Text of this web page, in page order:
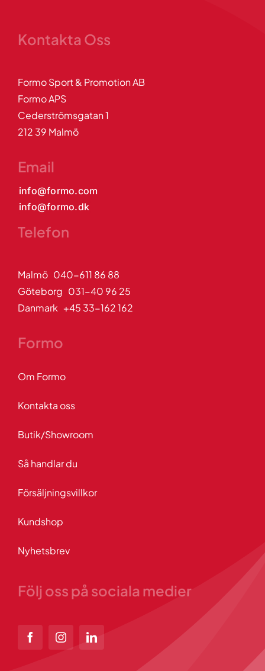
Kontakta Oss
Formo Sport & Promotion AB
Formo APS
Cederströmsgatan 1
212 39 Malmö
Email
info@formo.com
info@formo.dk
Telefon
Malmö 040-611 86 88
Göteborg 031-40 96 25
Danmark +45 33-162 162
Formo
Om Formo
Kontakta oss
Butik/Showroom
Så handlar du
Försäljningsvillkor
Kundshop
Nyhetsbrev
Följ oss på sociala medier